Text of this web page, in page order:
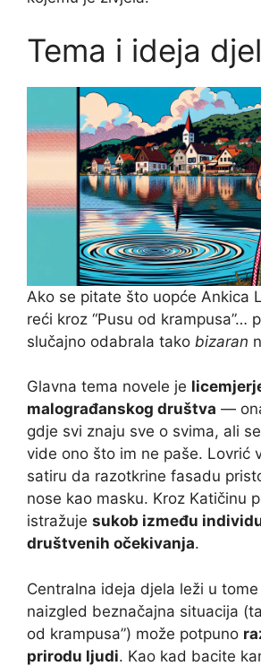
Tema i ideja
Ako se pitate što uopće Ankica
reći kroz “Pusu od krampusa”…
slučajno odabrala tako bizaran
Glavna tema novele je
malograđanskog društva —
gdje svi znaju sve o svima, ali
vide ono što im ne paše. Lovrić
satiru da razotkrine fasadu
nose kao masku. Kroz Katičinu
istražuje sukob između
društvenih očekivanja.
Centralna ideja djela leži u
naizgled beznačajna situacija
od krampusa”) može potpuno
prirodu ljudi. Kao kad bacite